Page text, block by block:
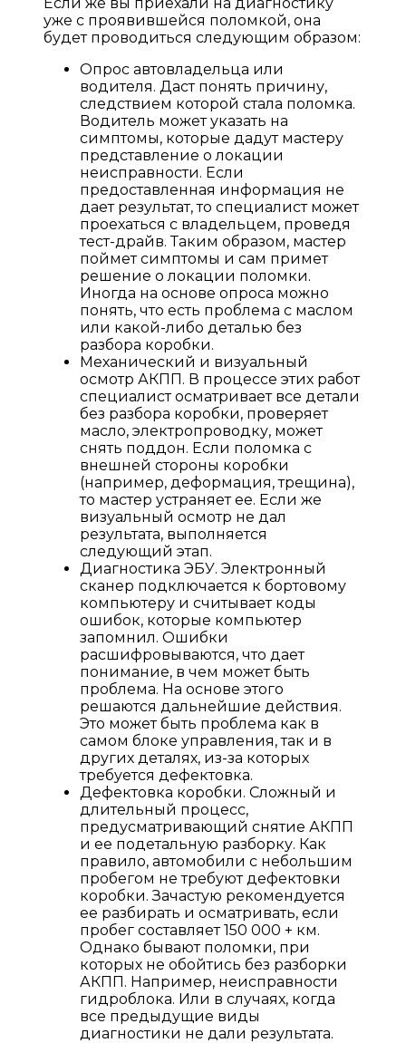
уже с проявившейся поломкой, она
будет проводиться следующим образом:
Опрос автовладельца или
водителя. Даст понять причину,
следствием которой стала поломка.
Водитель может указать на
симптомы, которые дадут мастеру
представление о локации
неисправности. Если
предоставленная информация не
дает результат, то специалист может
проехаться с владельцем, проведя
тест-драйв. Таким образом, мастер
поймет симптомы и сам примет
решение о локации поломки.
Иногда на основе опроса можно
понять, что есть проблема с маслом
или какой-либо деталью без
разбора коробки.
Механический и визуальный
осмотр АКПП. В процессе этих работ
специалист осматривает все детали
без разбора коробки, проверяет
масло, электропроводку, может
снять поддон. Если поломка с
внешней стороны коробки
(например, деформация, трещина),
то мастер устраняет ее. Если же
визуальный осмотр не дал
результата, выполняется
следующий этап.
Диагностика ЭБУ. Электронный
сканер подключается к бортовому
компьютеру и считывает коды
ошибок, которые компьютер
запомнил. Ошибки
расшифровываются, что дает
понимание, в чем может быть
проблема. На основе этого
решаются дальнейшие действия.
Это может быть проблема как в
самом блоке управления, так и в
других деталях, из-за которых
требуется дефектовка.
Дефектовка коробки. Сложный и
длительный процесс,
предусматривающий снятие АКПП
и ее подетальную разборку. Как
правило, автомобили с небольшим
пробегом не требуют дефектовки
коробки. Зачастую рекомендуется
ее разбирать и осматривать, если
пробег составляет 150 000 + км.
Однако бывают поломки, при
которых не обойтись без разборки
АКПП. Например, неисправности
гидроблока. Или в случаях, когда
все предыдущие виды
диагностики не дали результата.